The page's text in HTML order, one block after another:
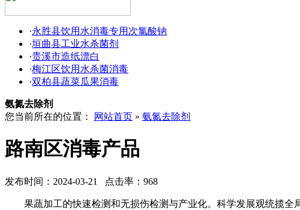
·永胜县饮用水消毒专用次氯酸钠
·垣曲县工业水杀菌剂
·贵溪市造纸漂白
·梅江区饮用水杀菌消毒
·双柏县蔬菜瓜果消毒
氨氮去除剂
您当前所在的位置：
网站首页 » 氨氮去除剂
路南区消毒产品
发布时间：2024-03-21 点击率：968
果蔬加工的快速检测和无损伤检测与产业化。科学发展观统揽全